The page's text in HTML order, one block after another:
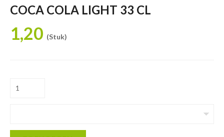
COCA COLA LIGHT 33 CL
1,20 (Stuk)